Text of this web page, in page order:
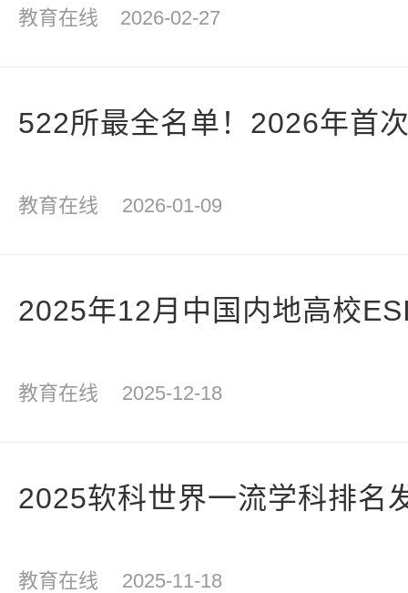
教育在线 2026-02-27
522所最全名单！2026年首
教育在线 2026-01-09
2025年12月中国内地高校
教育在线 2025-12-18
2025软科世界一流学科排名
教育在线 2025-11-18